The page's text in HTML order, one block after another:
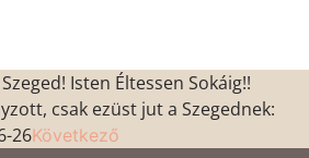
Isten Éltessen Sokáig!!
csak ezüst jut a Szegednek:
26Következő